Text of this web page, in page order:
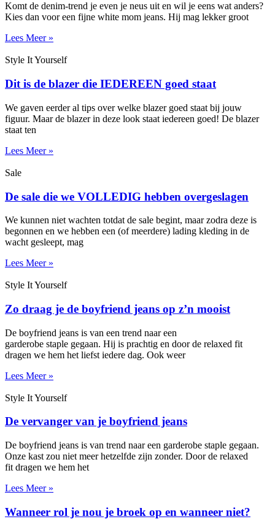
Komt de denim-trend je even je neus uit en wil je eens wat anders?
Kies dan voor een fijne white mom jeans. Hij mag lekker groot
Lees Meer »
Style It Yourself
Dit is de blazer die IEDEREEN goed staat
We gaven eerder al tips over welke blazer goed staat bij jouw
figuur. Maar de blazer in deze look staat iedereen goed! De blazer
staat ten
Lees Meer »
Sale
De sale die we VOLLEDIG hebben overgeslagen
We kunnen niet wachten totdat de sale begint, maar zodra deze is
begonnen en we hebben een (of meerdere) lading kleding in de
wacht gesleept, mag
Lees Meer »
Style It Yourself
Zo draag je de boyfriend jeans op z’n mooist
De boyfriend jeans is van een trend naar een
garderobe staple gegaan. Hij is prachtig en door de relaxed fit
dragen we hem het liefst iedere dag. Ook weer
Lees Meer »
Style It Yourself
De vervanger van je boyfriend jeans
De boyfriend jeans is van trend naar een garderobe staple gegaan.
Onze kast zou niet meer hetzelfde zijn zonder. Door de relaxed
fit dragen we hem het
Lees Meer »
Wanneer rol je nou je broek op en wanneer niet?